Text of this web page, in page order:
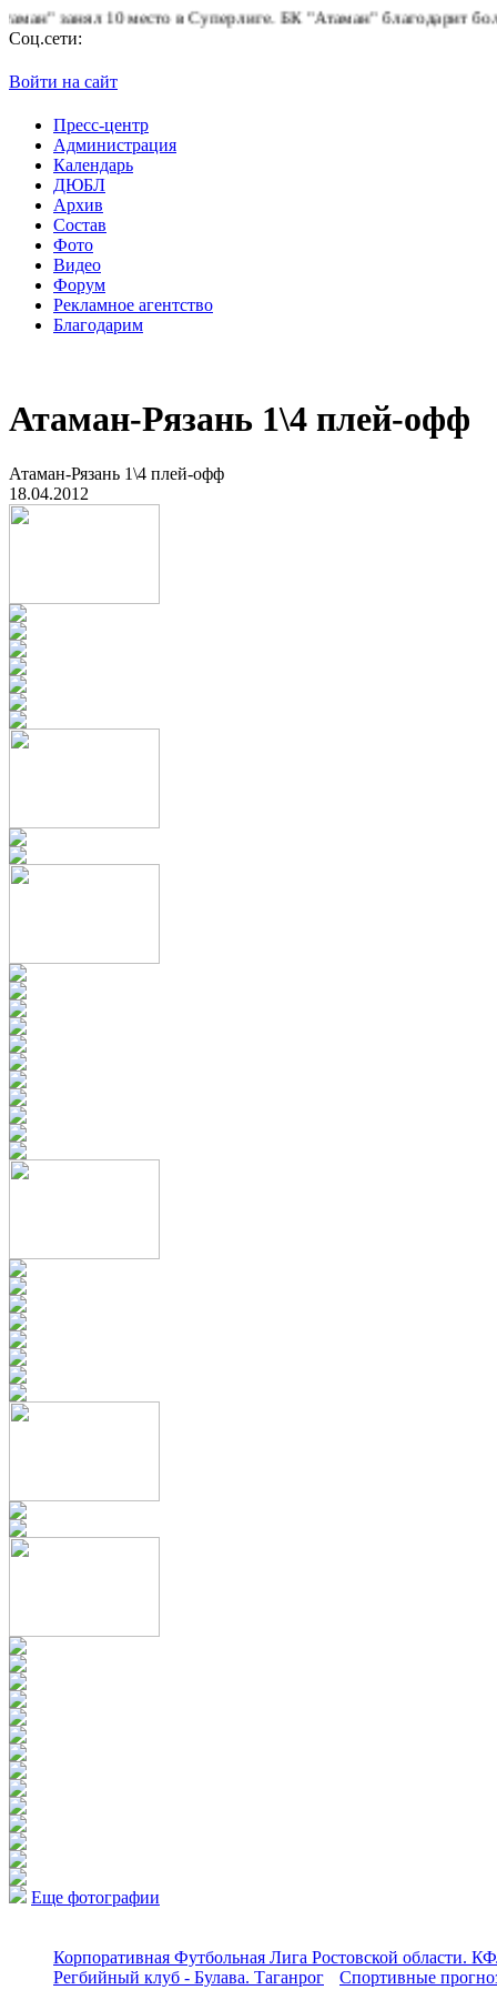
занял 10 место в Суперлиге.БК "Атаман" благодарит
Соц.сети:
Войти на сайт
Пресс-центр
Администрация
Календарь
ДЮБЛ
Архив
Состав
Фото
Видео
Форум
Рекламное агентство
Благодарим
Атаман-Рязань 1\4 плей-офф
Атаман-Рязань 1\4 плей-офф
18.04.2012
Еще фотографии
Корпоративная Футбольная Лига Ростовской области.
Регбийный клуб - Булава. Таганрог
Спортивные